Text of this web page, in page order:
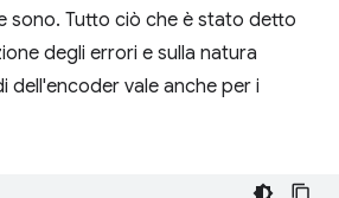
sono. Tutto ciò che è stato detto
degli errori e sulla natura
dell'encoder vale anche per i